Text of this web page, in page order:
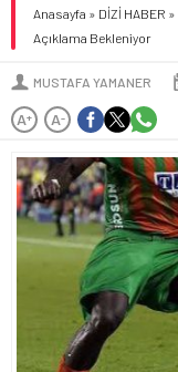
Anasayfa » DİZİ HABER »
Açıklama Bekleniyor
MUSTAFA YAMANER
A+ A-